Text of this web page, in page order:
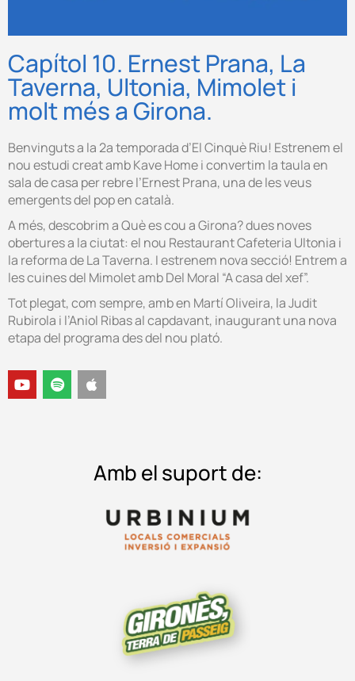
Capítol 10. Ernest Prana, La
Taverna, Ultonia, Mimolet i
molt més a Girona.
Benvinguts a la 2a temporada d’El Cinquè Riu! Estrenem el
nou estudi creat amb Kave Home i convertim la taula en
sala de casa per rebre l’Ernest Prana, una de les veus
emergents del pop en català.
A més, descobrim a Què es cou a Girona? dues noves
obertures a la ciutat: el nou Restaurant Cafeteria Ultonia i
la reforma de La Taverna. I estrenem nova secció! Entrem a
les cuines del Mimolet amb Del Moral “A casa del xef”.
Tot plegat, com sempre, amb en Martí Oliveira, la Judit
Rubirola i l’Aniol Ribas al capdavant, inaugurant una nova
etapa del programa des del nou plató.
Amb el suport de: